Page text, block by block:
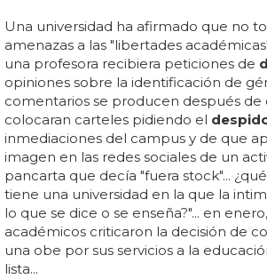
Una universidad ha afirmado que no
amenazas a las "libertades
una profesora recibiera peticiones de
opiniones sobre la identificación de
comentarios se producen después de
colocaran carteles pidiendo el
inmediaciones del campus y de que
imagen en las redes sociales de un
pancarta que decía "fuera stock"...
tiene una universidad en la que la
lo que se dice o se enseña?"... en
académicos criticaron la decisión de
una obe por sus servicios a la
lista...